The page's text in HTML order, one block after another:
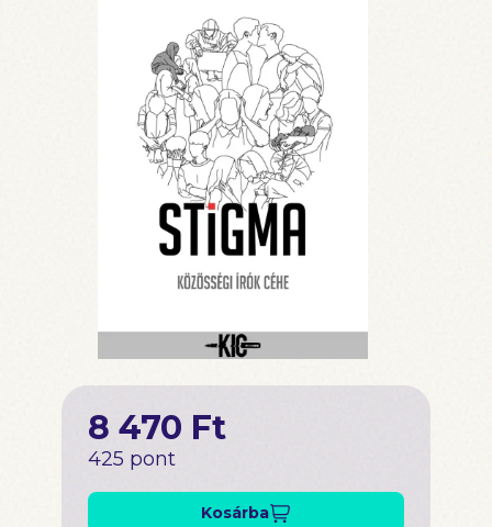
8 470 Ft
425 pont
Kosárba